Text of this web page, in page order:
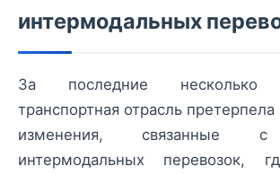
интермодальных
За последние несколько
транспортная отрасль
изменения, связанные с
интермодальных перевозок,